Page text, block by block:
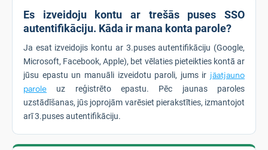
Es izveidoju kontu ar trešās puses SSO
autentifikāciju. Kāda ir mana konta parole?
Ja esat izveidojis kontu ar 3.puses autentifikāciju (Google,
Microsoft, Facebook, Apple), bet vēlaties pieteikties kontā ar
jūsu epastu un manuāli izveidotu paroli, jums ir jāatjauno
parole uz reģistrēto epastu. Pēc jaunas paroles
uzstādīšanas, jūs joprojām varēsiet pierakstīties, izmantojot
arī 3.puses autentifikāciju.